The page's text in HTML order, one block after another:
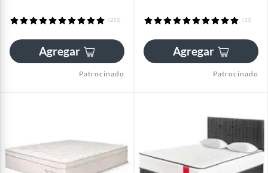
(211)
Agregar
Patrocinado
(13)
Agregar
Patrocinado